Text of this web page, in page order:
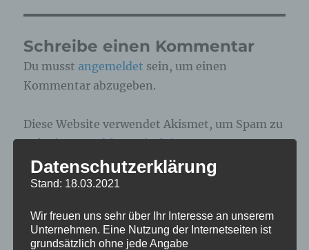
Schreibe einen Kommentar
Du musst angemeldet sein, um einen
Kommentar abzugeben.
Diese Website verwendet Akismet, um Spam zu
reduzieren.Erfahre, wie deine
Kommentardaten verarbeitet werden.
Beitragsnavigation
ZURÜCK
Datenschutzerklärung
Stand: 18.03.2021
Wir freuen uns sehr über Ihr Interesse an unserem
Unternehmen. Eine Nutzung der Internetseiten ist
grundsätzlich ohne jede Angabe